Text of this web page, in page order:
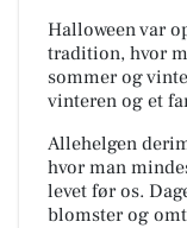
Halloween var
tradition, hvor
sommer og
vinteren og et
Allehelgen
hvor man
levet før os.
blomster og